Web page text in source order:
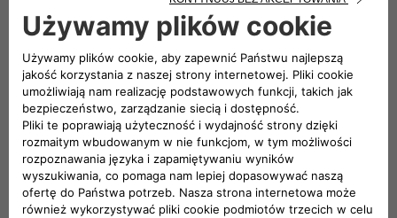
PRZYGOTUJ SIĘ NA BEZTROSKIE
DNI
Aby umożliwić Ci dalsze korzystanie
z samochodu bez zmartwień, lokalny
dealer Abarth oferuje również usługi
dostosowane do Twoich potrzeb.
Ciesz się komfortem profesjonalnej
opieki i spokojną głową.